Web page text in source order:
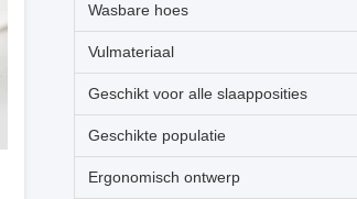
Wasbare hoes
Vulmateriaal
Geschikt voor alle slaapposities
Geschikte populatie
Ergonomisch ontwerp